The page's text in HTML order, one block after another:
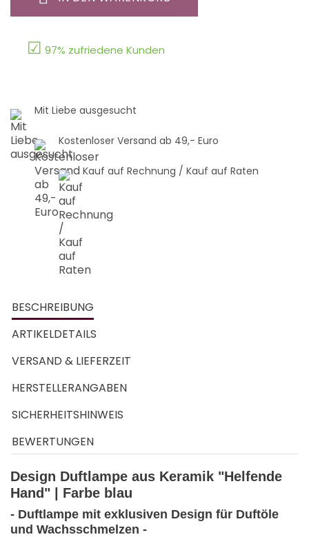
☑ 97% zufriedene Kunden
Mit Liebe ausgesucht
Kostenloser Versand ab 49,- Euro
Kauf auf Rechnung / Kauf auf Raten
BESCHREIBUNG
ARTIKELDETAILS
VERSAND & LIEFERZEIT
HERSTELLERANGABEN
SICHERHEITSHINWEIS
BEWERTUNGEN
Design Duftlampe aus Keramik "Helfende
Hand" | Farbe blau
- Duftlampe mit exklusiven Design für Duftöle
und Wachsschmelzen -